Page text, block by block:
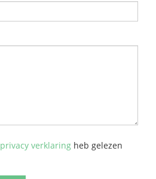
privacy verklaring heb gelezen